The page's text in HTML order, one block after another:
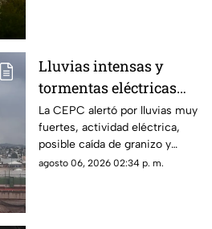
Lluvias intensas y
tormentas eléctricas
golpearán a
Chihuahua; prevén
calor de hasta 40°C
La CEPC alertó por lluvias muy
fuertes, actividad eléctrica,
posible caída de granizo y
rachas de viento para este
agosto 06, 2026 02:34 p. m.